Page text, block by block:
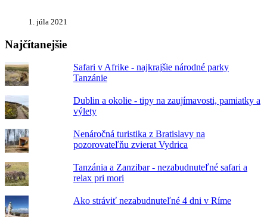
1. júla 2021
Najčítanejšie
Safari v Afrike - najkrajšie národné parky
Tanzánie
Dublin a okolie - tipy na zaujímavosti, pamiatky a
výlety
Nenáročná turistika z Bratislavy na
pozorovateľňu zvierat Vydrica
Tanzánia a Zanzibar - nezabudnuteľné safari a
relax pri mori
Ako stráviť nezabudnuteľné 4 dni v Ríme